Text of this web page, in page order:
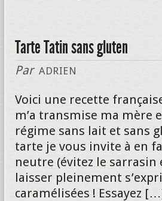
Tarte Tatin sans gluten
Par ADRIEN
Voici une recette
m’a transmise ma mère
régime sans lait et sans
tarte je vous invite à en
neutre (évitez le sarrasin
laisser pleinement
caramélisées ! Essayez